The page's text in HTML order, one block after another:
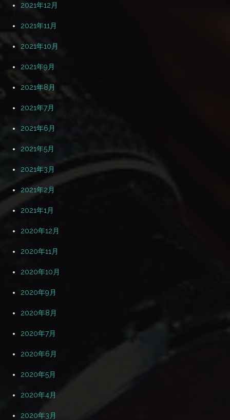
2021年12月
2021年11月
2021年10月
2021年9月
2021年8月
2021年7月
2021年6月
2021年5月
2021年3月
2021年2月
2021年1月
2020年12月
2020年11月
2020年10月
2020年9月
2020年8月
2020年7月
2020年6月
2020年5月
2020年4月
2020年3月